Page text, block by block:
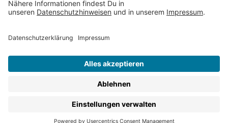
Deutschlands
** Lieferzeit 1-3 Werktage innerhalb Deutschlands
Thienemann-Esslinger Verlag GmbH, Blumenstraße 36, D-70182